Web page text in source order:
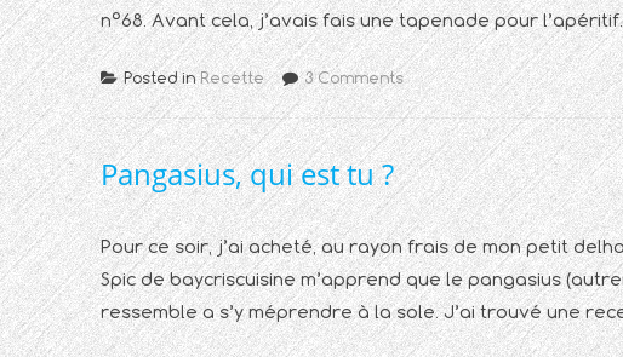
n°68. Avant cela, j’avais fais une tapenade pour
Posted inRecette 3 Comments
Pangasius, qui est tu ?
Pour ce soir, j’ai acheté, au rayon frais de mon petit
Spic de baycriscuisine m’apprend que le pangasius
ressemble a s’y méprendre à la sole. J’ai trouvé une